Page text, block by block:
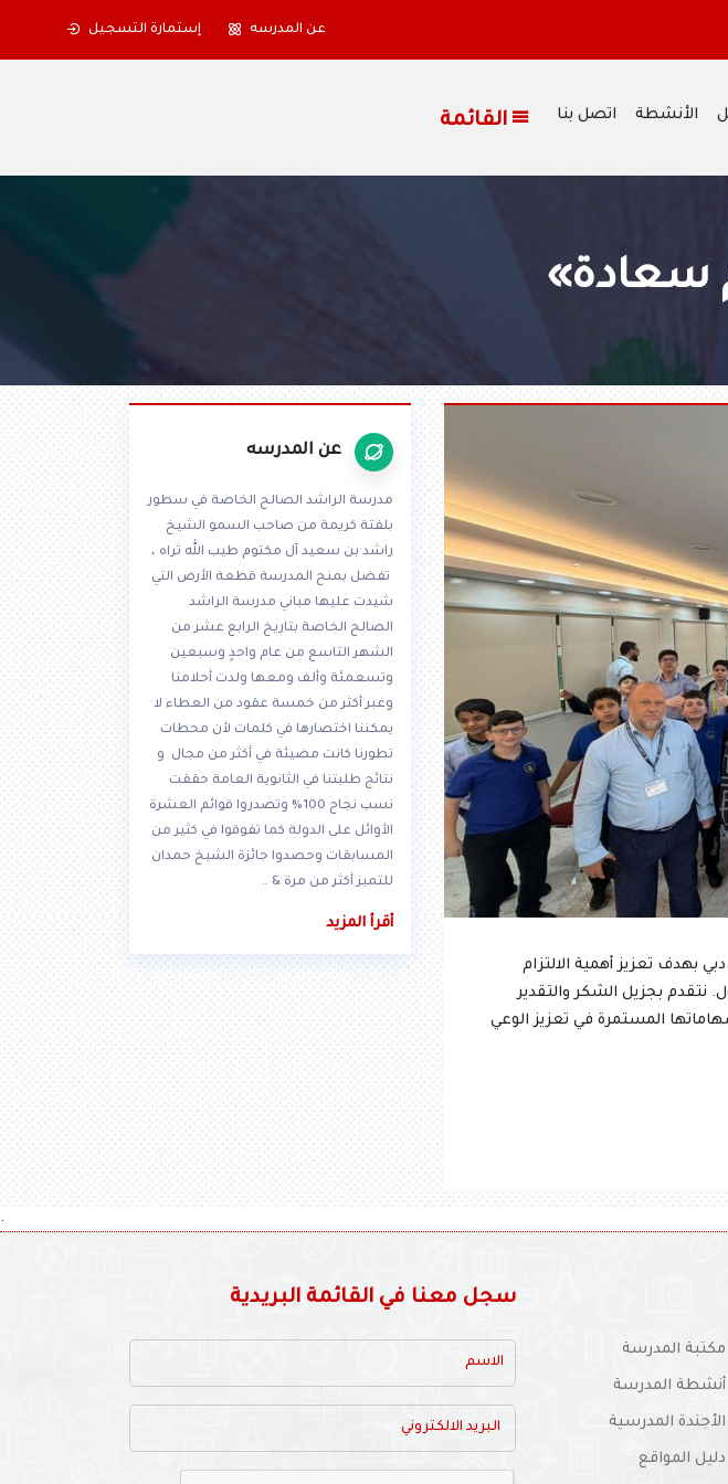
عن المدرسه إستمارة التسجيل
الأنشطة اتصل بنا
سعادة»
بهدف تعزيز أهمية الالتزام
نتقدم بجزيل الشكر والتقدير
المستمرة في تعزيز الوعي
عن المدرسه
مدرسة الراشد الصالح الخاصة في سطور
بلفتة كريمة من صاحب السمو الشيخ
راشد بن سعيد آل مكتوم طيب الله ثراه ،
تفضل بمنح المدرسة قطعة الأرض التي
شيدت عليها مباني مدرسة الراشد
الصالح الخاصة بتاريخ الرابع عشر من
الشهر التاسع من عام واحدٍ وسبعين
وتسعمئة وألف ومعها ولدت أحلامنا
وعبر أكثر من خمسة عقود من العطاء لا
يمكننا اختصارها في كلمات لأن محطات
تطورنا كانت مضيئة في أكثر من مجال و
نتائج طلبتنا في الثانوية العامة حققت
نسب نجاح 100% وتصدروا قوائم العشرة
الأوائل على الدولة كما تفوقوا في كثير من
المسابقات وحصدوا جائزة الشيخ حمدان
للتميز أكثر من مرة & ..
أقرأ المزيد
.
مكتبة المدرسة
أنشطة المدرسة
الأجندة المدرسية
دليل المواقع
سجل معنا في القائمة البريدية